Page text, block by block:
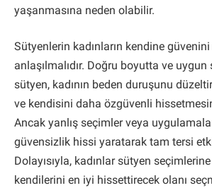
yaşanmasına neden olabilir.
Sütyenlerin kadınların kendine
anlaşılmalıdır. Doğru boyutta ve
sütyen, kadının beden duruşunu
ve kendisini daha özgüvenli
Ancak yanlış seçimler veya
güvensizlik hissi yaratarak tam tersi
Dolayısıyla, kadınlar sütyen
kendilerini en iyi hissettirecek olanı